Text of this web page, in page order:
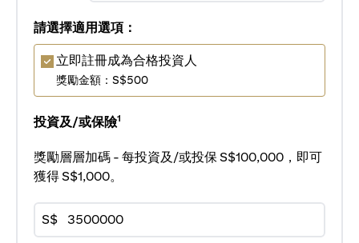
請選擇適用選項：
立即註冊成為合格投資人
獎勵金額：S$500
投資及/或保險1
獎勵層層加碼 - 每投資及/或投保 S$100,000，即可
獲得 S$1,000。
S$